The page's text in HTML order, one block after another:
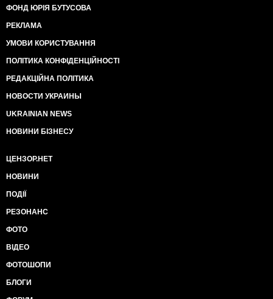
ФОНД ЮРІЯ БУТУСОВА
РЕКЛАМА
УМОВИ КОРИСТУВАННЯ
ПОЛІТИКА КОНФІДЕНЦІЙНОСТІ
РЕДАКЦІЙНА ПОЛІТИКА
НОВОСТИ УКРАИНЫ
UKRAINIAN NEWS
НОВИНИ БІЗНЕСУ
ЦЕНЗОР.НЕТ
НОВИНИ
ПОДІЇ
РЕЗОНАНС
ФОТО
ВІДЕО
ФОТОШОПИ
БЛОГИ